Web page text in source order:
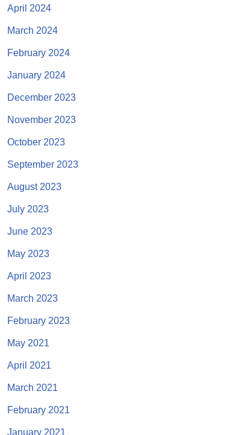
April 2024
March 2024
February 2024
January 2024
December 2023
November 2023
October 2023
September 2023
August 2023
July 2023
June 2023
May 2023
April 2023
March 2023
February 2023
May 2021
April 2021
March 2021
February 2021
January 2021